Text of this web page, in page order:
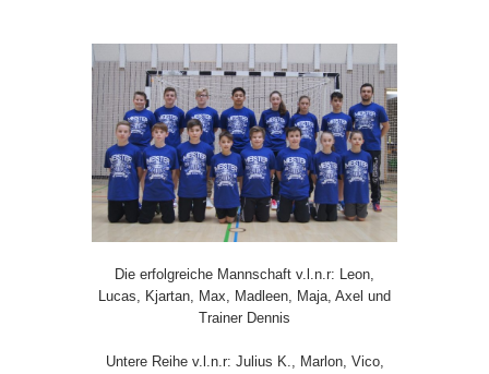
Die erfolgreiche Mannschaft v.l.n.r: Leon,
Lucas, Kjartan, Max, Madleen, Maja, Axel und
Trainer Dennis
Untere Reihe v.l.n.r: Julius K., Marlon, Vico,